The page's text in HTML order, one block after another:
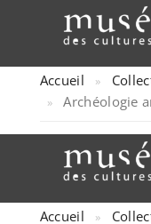
Accueil »
» Archéologie
Accueil »